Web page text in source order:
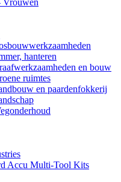
hanteren
en bouw
ruimtes
en paardenfokkerij
Accu Multi-Tool Kits